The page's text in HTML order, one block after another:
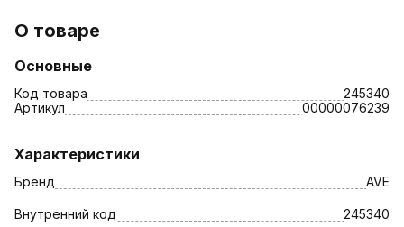
О товаре
Основные
Код товара
245340
Артикул
00000076239
Характеристики
Бренд AVE
Внутренний код 245340